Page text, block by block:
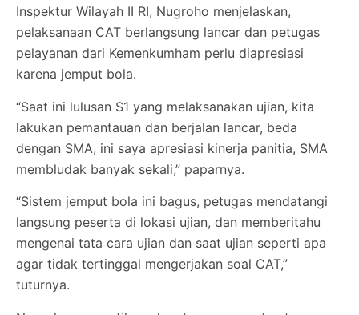
Inspektur Wilayah II RI, Nugroho menjelaskan,
pelaksanaan CAT berlangsung lancar dan petugas
pelayanan dari Kemenkumham perlu diapresiasi
karena jemput bola.
“Saat ini lulusan S1 yang melaksanakan ujian, kita
lakukan pemantauan dan berjalan lancar, beda
dengan SMA, ini saya apresiasi kinerja panitia, SMA
membludak banyak sekali,” paparnya.
“Sistem jemput bola ini bagus, petugas mendatangi
langsung peserta di lokasi ujian, dan memberitahu
mengenai tata cara ujian dan saat ujian seperti apa
agar tidak tertinggal mengerjakan soal CAT,”
tuturnya.